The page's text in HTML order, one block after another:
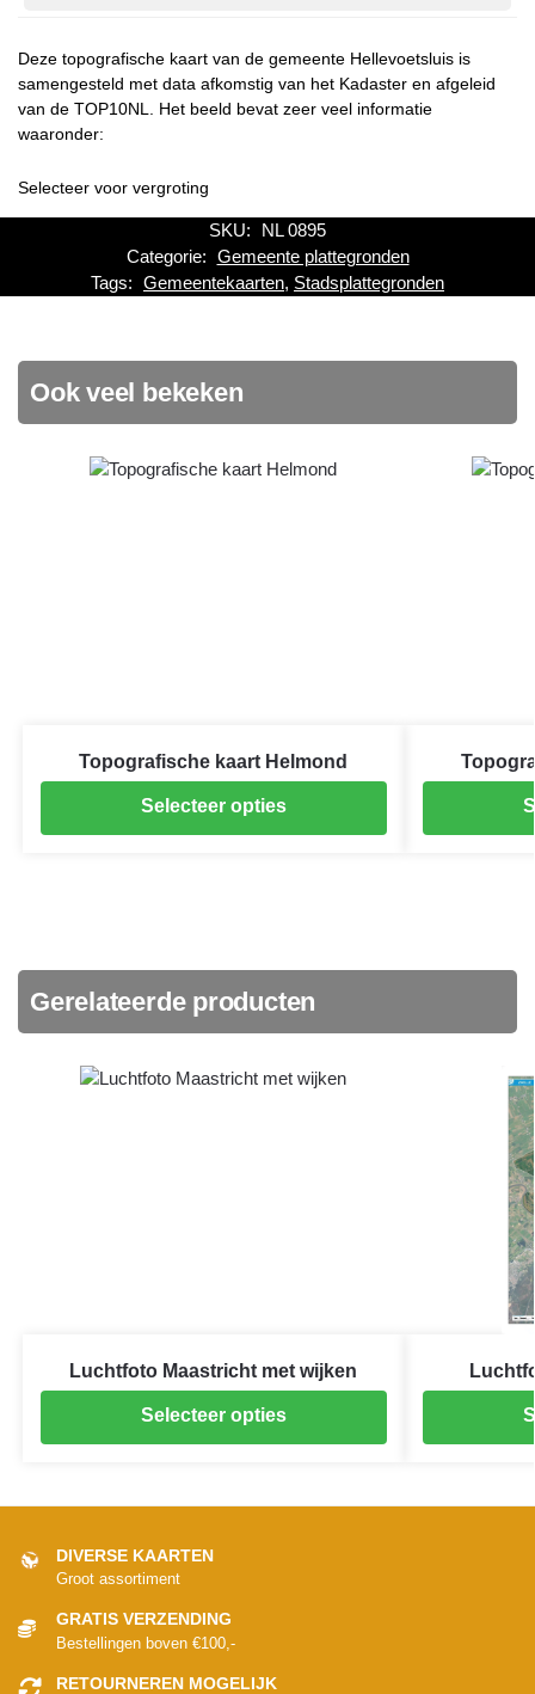
Deze topografische kaart van de gemeente Hellevoetsluis is
samengesteld met data afkomstig van het Kadaster en afgeleid
van de TOP10NL. Het beeld bevat zeer veel informatie
waaronder:
Selecteer voor vergroting
SKU:
NL 0895
Categorie: Gemeente plattegronden
Tags: Gemeentekaarten, Stadsplattegronden
Ook veel bekeken
Topografische kaart Helmond
Selecteer opties
Gerelateerde producten
Luchtfoto Maastricht met wijken
Selecteer opties
DIVERSE KAARTEN
Groot assortiment
GRATIS VERZENDING
Bestellingen boven €100,-
RETOURNEREN MOGELIJK